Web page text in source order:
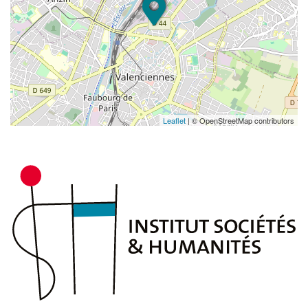
critique diverses ressources dans son domaine
de spécialité pour documenter un sujet.
Analyser et synthétiser des données en vue de
leur exploitation.
Développer une argumentation avec esprit
critique.
Se servir aisément des différents registres
d'expression écrite et orale de la langue française.
étrangère (anglais).
Identifier et situer les champs professionnels
potentiellement en relation avec les acquis de la
mention, ainsi que les parcours possibles pour y
accéder.
Caractériser et valoriser son identité, ses
compétences et son projet professionnel en
fonction d'un contexte.
Leaflet| © OpenStreetMap contributors